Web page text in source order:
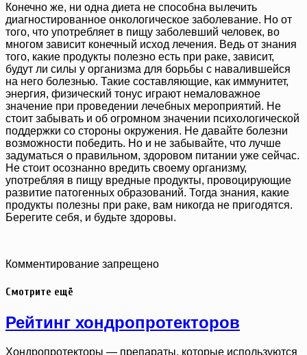
Конечно же, ни одна диета не способна вылечить
диагностированное онкологическое заболевание. Но от
того, что употребляет в пищу заболевший человек, во
многом зависит конечный исход лечения. Ведь от знания
того, какие продукты полезно есть при раке, зависит,
будут ли силы у организма для борьбы с навалившейся
на него болезнью. Такие составляющие, как иммунитет,
энергия, физический тонус играют немаловажное
значение при проведении лечебных мероприятий. Не
стоит забывать и об огромном значении психологической
поддержки со стороны окружения. Не давайте болезни
возможности победить. Но и не забывайте, что лучше
задуматься о правильном, здоровом питании уже сейчас.
Не стоит осознанно вредить своему организму,
употребляя в пищу вредные продукты, провоцирующие
развитие патогенных образований. Тогда знания, какие
продукты полезны при раке, вам никогда не пригодятся.
Берегите себя, и будьте здоровы.
Комментирование запрещено
Смотрите ещё
Рейтинг хондропротекторов
Хондропротекторы — препараты, которые используются